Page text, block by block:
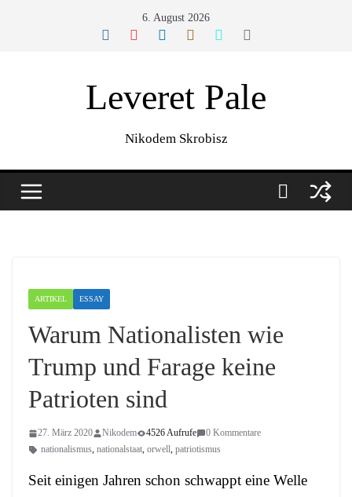
6. August 2026
Leveret Pale
Nikodem Skrobisz
ARTIKEL ESSAY
Warum Nationalisten wie
Trump und Farage keine
Patrioten sind
27. März 2020 Nikodem 4526 Aufrufe
0 Kommentare
nationalismus, nationalstaat, orwell, patriotismus
Seit einigen Jahren schon schwappt eine Welle